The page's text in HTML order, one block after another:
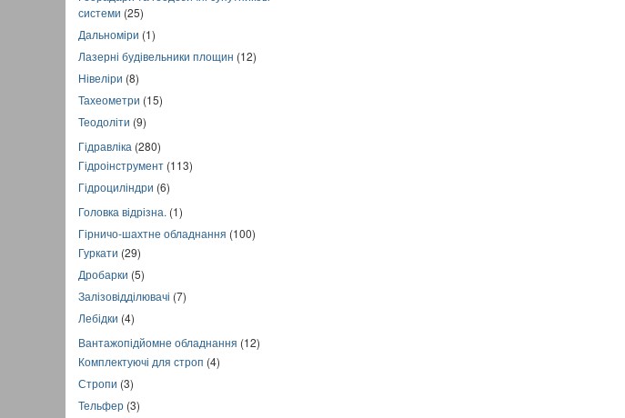
системи (25)
Дальноміри (1)
Лазерні будівельники площин (12)
Нівеліри (8)
Тахеометри (15)
Теодоліти (9)
Гідравліка (280)
Гідроінструмент (113)
Гідроциліндри (6)
Головка відрізна. (1)
Гірничо-шахтне обладнання (100)
Гуркати (29)
Дробарки (5)
Залізовідділювачі (7)
Лебідки (4)
Вантажопідйомне обладнання (12)
Комплектуючі для строп (4)
Стропи (3)
Тельфер (3)